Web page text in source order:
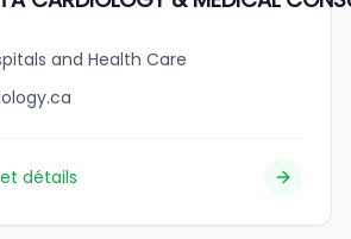
and Health Care
détails